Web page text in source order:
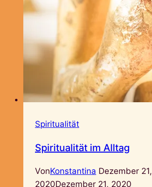
Spiritualität
Spiritualität im Alltag
VonKonstantina Dezember 21,
2020Dezember 21, 2020